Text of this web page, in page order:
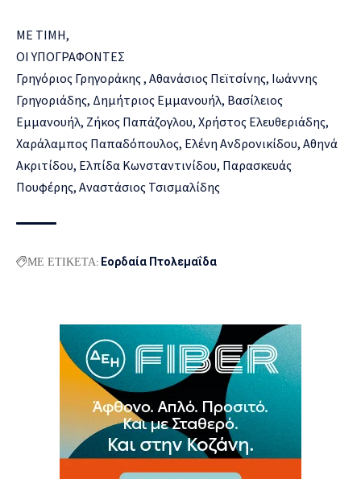
ΜΕ ΤΙΜΗ,
ΟΙ ΥΠΟΓΡΑΦΟΝΤΕΣ
Γρηγόριος Γρηγοράκης , Αθανάσιος Πεϊτσίνης, Ιωάννης
Γρηγοριάδης, Δημήτριος Εμμανουήλ, Βασίλειος
Εμμανουήλ, Ζήκος Παπάζογλου, Χρήστος Ελευθεριάδης,
Χαράλαμπος Παπαδόπουλος, Ελένη Ανδρονικίδου, Αθηνά
Ακριτίδου, Ελπίδα Κωνσταντινίδου, Παρασκευάς
Πουφέρης, Αναστάσιος Τσισμαλίδης
ΜΕ ΕΤΙΚΕΤΑ: Εορδαία Πτολεμαΐδα